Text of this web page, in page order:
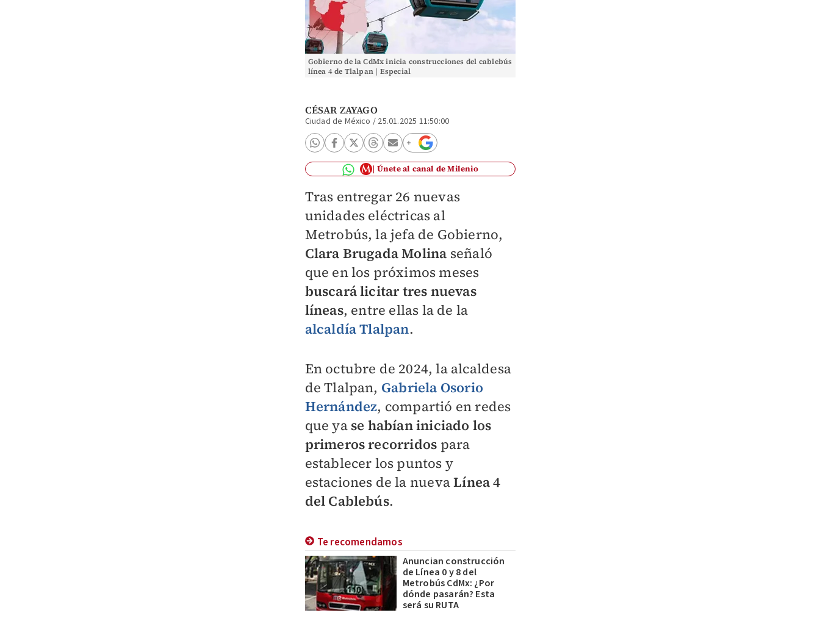
Gobierno de la CdMx inicia construcciones del cablebús
línea 4 de Tlalpan | Especial
CÉSAR ZAYAGO
Ciudad de México / 25.01.2025 11:50:00
Únete al canal de Milenio
Tras entregar 26 nuevas
unidades eléctricas al
Metrobús, la jefa de Gobierno,
Clara Brugada Molina señaló
que en los próximos meses
buscará licitar tres nuevas
líneas, entre ellas la de la
alcaldía Tlalpan.
En octubre de 2024, la alcaldesa
de Tlalpan, Gabriela Osorio
Hernández, compartió en redes
que ya se habían iniciado los
primeros recorridos para
establecer los puntos y
estaciones de la nuevaLínea 4
del Cablebús.
Te recomendamos
Anuncian construcción
de Línea 0 y 8 del
Metrobús CdMx: ¿Por
dónde pasarán? Esta
será su RUTA